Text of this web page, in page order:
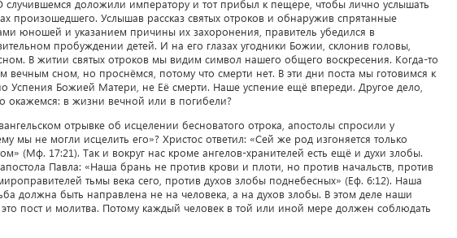
случившемся доложили императору и тот прибыл к пещере, чтобы лично услышать
произошедшего. Услышав рассказ святых отроков и обнаружив спрятанные
юношей и указанием причины их захоронения, правитель убедился в
пробуждении детей. И на его глазах угодники Божии, склонив головы,
В житии святых отроков мы видим символ нашего общего воскресения. Когда-то
вечным сном, но проснёмся, потому что смерти нет. В эти дни поста мы готовимся к
Успения Божией Матери, не Её смерти. Наше успение ещё впереди. Другое дело,
окажемся: в жизни вечной или в погибели?
отрывке об исцелении бесноватого отрока, апостолы спросили у
мы не могли исцелить его»? Христос ответил: «Сей же род изгоняется только
(Мф. 17:21). Так и вокруг нас кроме ангелов-хранителей есть ещё и духи злобы.
Павла: «Наша брань не против крови и плоти, но против начальств, против
тьмы века сего, против духов злобы поднебесных» (Еф. 6:12). Наша
должна быть направлена не на человека, а на духов злобы. В этом деле наши
пост и молитва. Потому каждый человек в той или иной мере должен соблюдать